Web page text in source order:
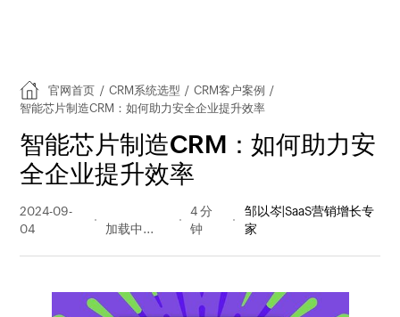
官网首页 / CRM系统选型 / CRM客户案例 /
智能芯片制造CRM：如何助力安全企业提升效率
智能芯片制造CRM：如何助力安
全企业提升效率
2024-09-
04
量
4 分
钟
邹以岑|SaaS营销增长专
家